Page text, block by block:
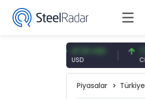
47,61 USD 7,10 CNY
CNY
Piyasalar Türkiye